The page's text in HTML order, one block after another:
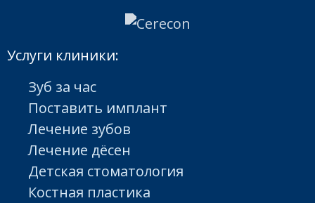
Услуги клиники:
Зуб за час
Поставить имплант
Лечение зубов
Лечение дёсен
Детская стоматология
Костная пластика